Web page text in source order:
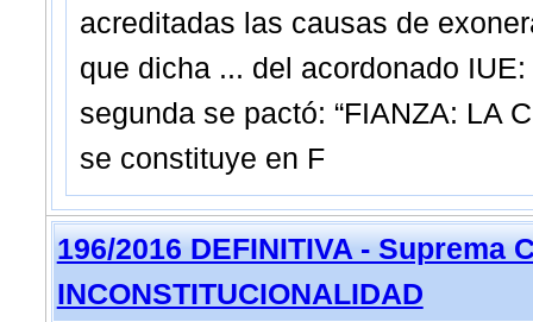
acreditadas las causas de
que dicha ... del acordonado
segunda se pactó: “FIANZA: LA
se constituye en F
196/2016 DEFINITIVA - Suprema
INCONSTITUCIONALIDAD